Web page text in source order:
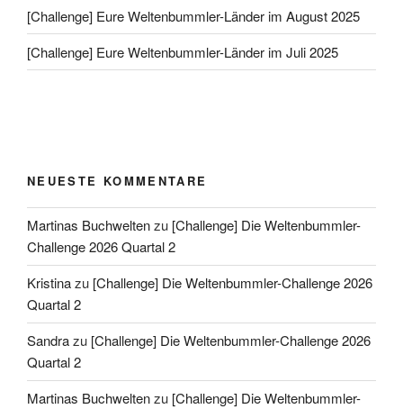
[Challenge] Eure Weltenbummler-Länder im August 2025
[Challenge] Eure Weltenbummler-Länder im Juli 2025
NEUESTE KOMMENTARE
Martinas Buchweltenzu [Challenge] Die Weltenbummler-
Challenge 2026 Quartal 2
Kristinazu [Challenge] Die Weltenbummler-Challenge 2026
Quartal 2
Sandrazu [Challenge] Die Weltenbummler-Challenge 2026
Quartal 2
Martinas Buchweltenzu [Challenge] Die Weltenbummler-